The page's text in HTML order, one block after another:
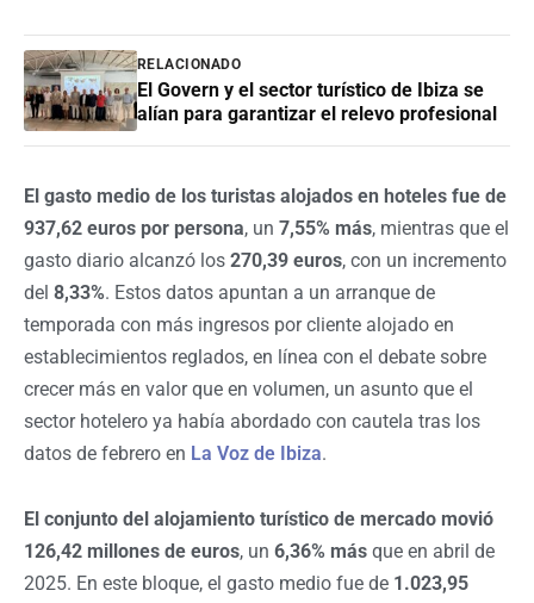
RELACIONADO
El Govern y el sector turístico de Ibiza se
alían para garantizar el relevo profesional
El gasto medio de los turistas alojados en hoteles fue de
937,62 euros por persona, un 7,55% más, mientras que el
gasto diario alcanzó los 270,39 euros, con un incremento
del 8,33%. Estos datos apuntan a un arranque de
temporada con más ingresos por cliente alojado en
establecimientos reglados, en línea con el debate sobre
crecer más en valor que en volumen, un asunto que el
sector hotelero ya había abordado con cautela tras los
datos de febrero en La Voz de Ibiza.
El conjunto del alojamiento turístico de mercado movió
126,42 millones de euros, un 6,36% más que en abril de
2025. En este bloque, el gasto medio fue de 1.023,95